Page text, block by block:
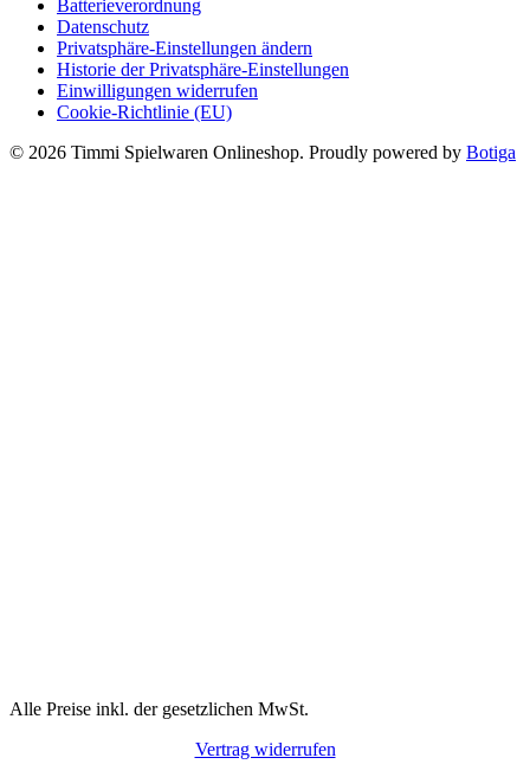
Batterieverordnung
Datenschutz
Privatsphäre-Einstellungen ändern
Historie der Privatsphäre-Einstellungen
Einwilligungen widerrufen
Cookie-Richtlinie (EU)
© 2026 Timmi Spielwaren Onlineshop. Proudly powered by Botiga
Alle Preise inkl. der gesetzlichen MwSt.
Vertrag widerrufen